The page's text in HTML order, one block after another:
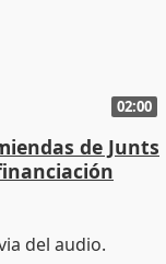
02:00
de Junts